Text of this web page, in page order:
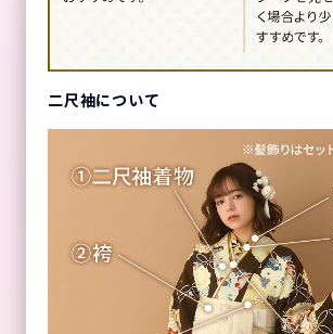
二尺袖について